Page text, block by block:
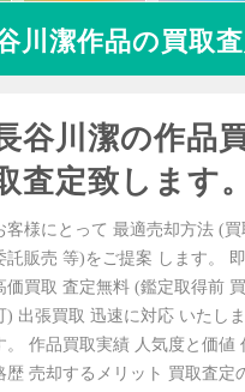
川潔作品の買取
谷川潔の作品
査定致します。
客様にとって 最適売却方法 (買
託販売 等)をご提案 します。
価買取 査定無料 (鑑定取得前
) 出張買取 迅速に対応 いたしま
。 作品買取実績 人気度と価値
歴 売却するメリット 買取査定